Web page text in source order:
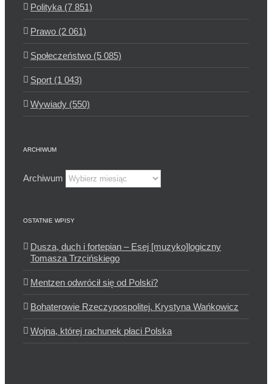
Polityka (7 851)
Prawo (2 061)
Społeczeństwo (5 085)
Sport (1 043)
Wywiady (550)
ARCHIWUM
Archiwum
OSTATNIE WPISY
Dusza, duch i fortepian – Esej [muzyko]logiczny
Tomasza Trzcińskiego
Mentzen odwrócił się od Polski?
Bohaterowie Rzeczypospolitej. Krystyna Wańkowicz
Wojna, której rachunek płaci Polska